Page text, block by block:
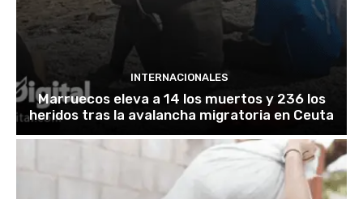
INTERNACIONALES
Marruecos eleva a 14 los muertos y 236 los
heridos tras la avalancha migratoria en Ceuta